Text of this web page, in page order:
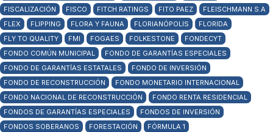
FISCALIZACIÓN
FISCO FITCH RATINGS FITO PAEZ
FLEISCHMANN S.A
FLEX
FLIPPING FLORA Y FAUNA FLORIANÓPOLIS
FLORIDA
FLY TO QUALITY
FMI FOGAES FOLKESTONE
FONDECYT
FONDO COMÚN MUNICIPAL
FONDO DE GARANTÍAS ESPECIALES
FONDO DE GARANTÍAS ESTATALES
FONDO DE INVERSIÓN
FONDO DE RECONSTRUCCIÓN
FONDO MONETARIO INTERNACIONAL
FONDO NACIONAL DE RECONSTRUCCIÓN
FONDO RENTA RESIDENCIAL
FONDOS DE GARANTÍAS ESPECIALES
FONDOS DE INVERSIÓN
FONDOS SOBERANOS
FORESTACIÓN
FÓRMULA 1